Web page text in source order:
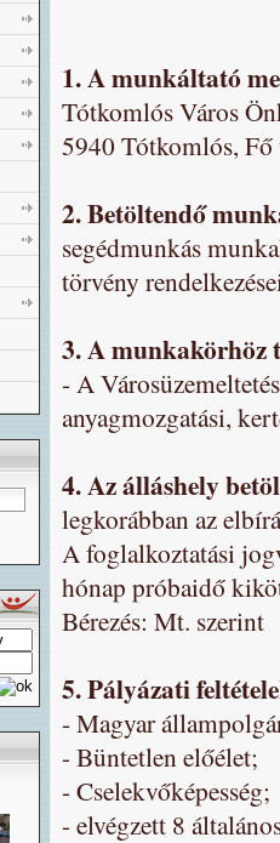
1. A munkáltató
Tótkomlós Város
5940 Tótkomlós, Fő
2. Betöltendő
segédmunkás
törvény
3. A munkakörhöz
- A
anyagmozgatási,
4. Az álláshely
legkorábban az
A foglalkoztatási
hónap próbaidő
Bérezés: Mt. szerint
5. Pályázati
- Magyar
- Büntetlen előélet;
- Cselekvőképesség;
- elvégzett 8